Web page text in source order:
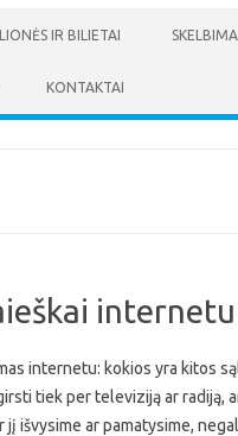
IR BILIETAI
KONTAKTAI
internetu
internetu: kokios yra kitos
tiek per televiziją ar radiją,
išvysime ar pamatysime,